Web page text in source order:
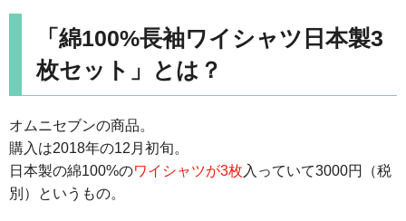
「綿100%長袖ワイシャツ日本製3
枚セット」とは？
オムニセブンの商品。
購入は2018年の12月初旬。
日本製の綿100%のワイシャツが3枚 入っていて3000円（税
別）というもの。